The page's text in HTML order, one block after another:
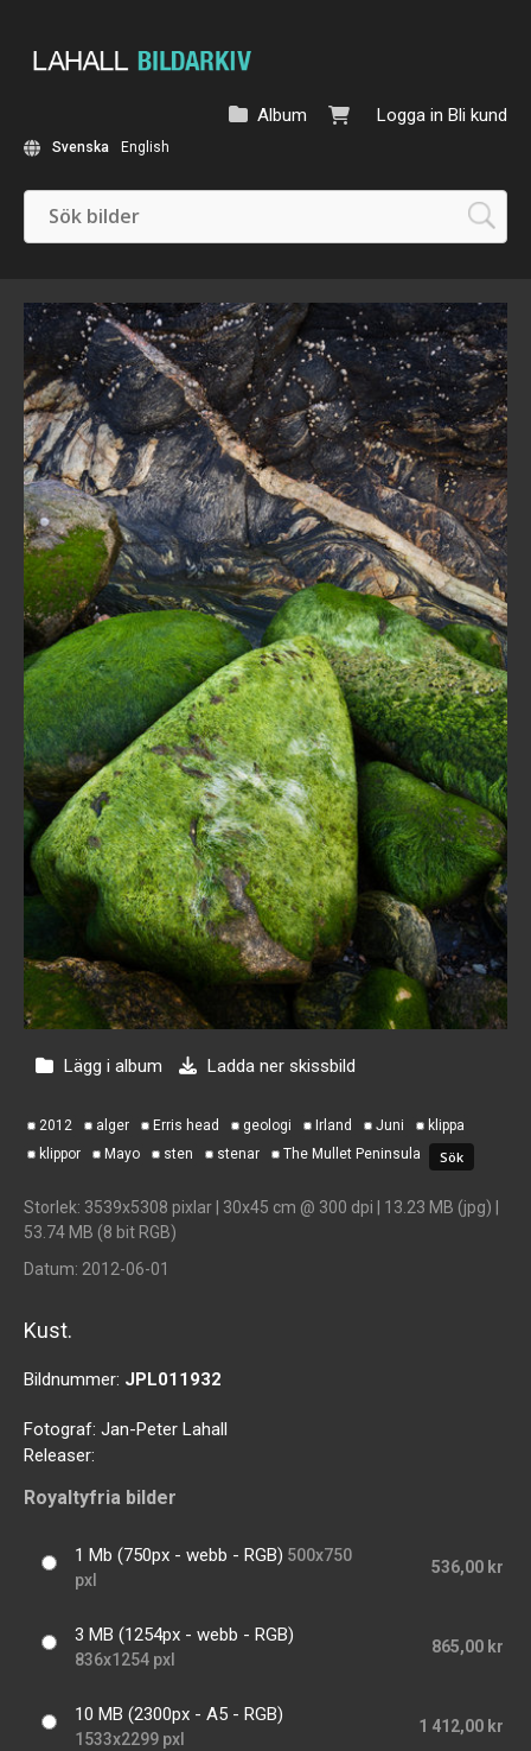
Logga in Bli kund
Album
Svenska English
Lägg i album Ladda ner skissbild
2012 alger Erris head geologi Irland Juni
klippa
klippor
Mayo sten stenar The Mullet Peninsula
Storlek: 3539x5308 pixlar | 30x45 cm @ 300 dpi | 13.23 MB (jpg) |
53.74 MB (8 bit RGB)
Datum: 2012-06-01
Kust.
Bildnummer: JPL011932
Fotograf: Jan-Peter Lahall
Releaser:
Royaltyfria bilder
1 Mb (750px - webb - RGB) 500x750
pxl
536,00 kr
3 MB (1254px - webb - RGB)
836x1254 pxl
865,00 kr
10 MB (2300px - A5 - RGB)
1533x2299 pxl
1 412,00 kr